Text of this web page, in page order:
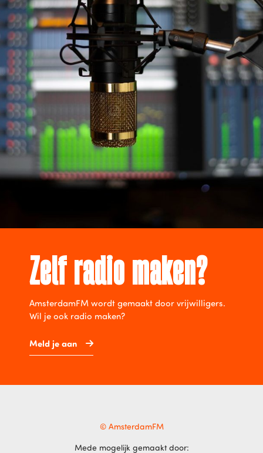
Zelf radio maken?
AmsterdamFM wordt gemaakt door vrijwilligers.
Wil je ook radio maken?
Meld je aan
© AmsterdamFM
Mede mogelijk gemaakt door: